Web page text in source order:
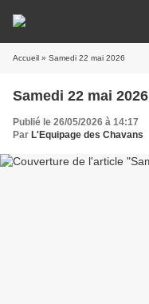
Accueil » Samedi 22 mai 2026
Samedi 22 mai 2026
Publié le 26/05/2026 à 14:17
Par L'Equipage des Chavans